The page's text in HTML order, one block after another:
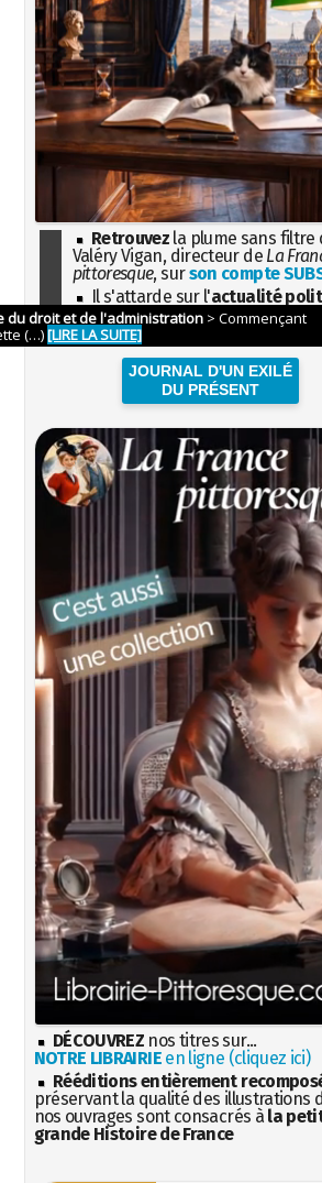
Retrouvez la plume sans filtre
Valéry Vigan, directeur de La
pittoresque, surson compte
Il s'attarde sur l'actualité
sociétaleavec la hauteur de vue
l'Histoire
JOURNAL D'UN EXILÉ
DU PRÉSENT
DÉCOUVREZ nos titres sur...
NOTRE LIBRAIRIEen ligne (cliquez ici)
Rééditions entièrement
préservant la qualité des illustrations
nos ouvrages sont consacrés à la
grande Histoire de France